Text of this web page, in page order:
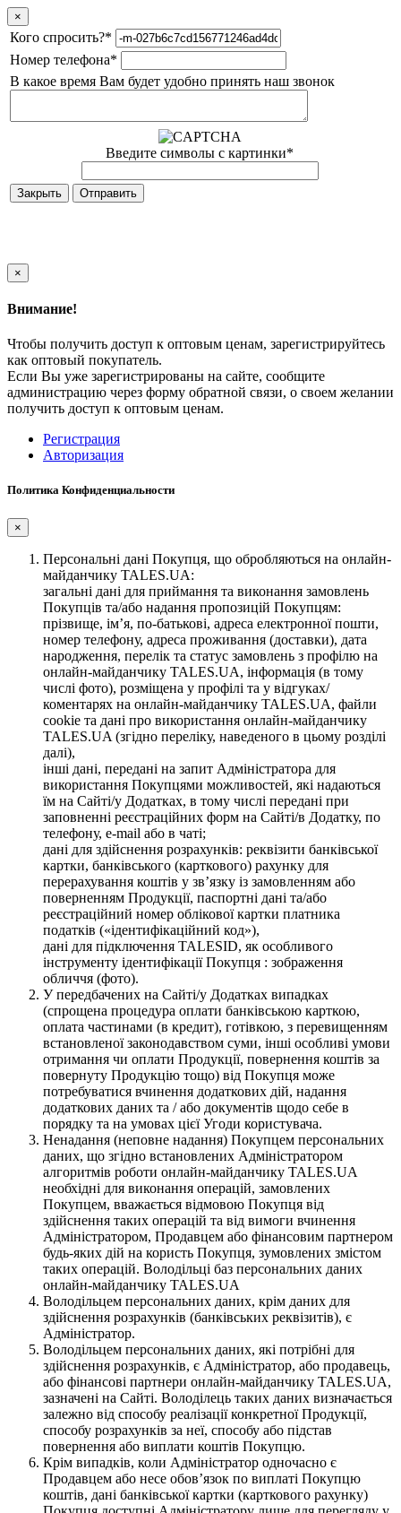
×
Кого спросить?*
Номер телефона*
В какое время Вам будет удобно принять наш звонок
Введите символы с картинки*
Закрыть
×
Внимание!
Чтобы получить доступ к оптовым ценам, зарегистрируйтесь
как оптовый покупатель.
Если Вы уже зарегистрированы на сайте, сообщите
администрацию через форму обратной связи, о своем желании
получить доступ к оптовым ценам.
Регистрация
Авторизация
Политика Конфиденциальности
×
Персональні дані Покупця, що обробляються на онлайн-
майданчику TALES.UA:
загальні дані для приймання та виконання замовлень
Покупців та/або надання пропозицій Покупцям:
прізвище, ім’я, по-батькові, адреса електронної пошти,
номер телефону, адреса проживання (доставки), дата
народження, перелік та статус замовлень з профілю на
онлайн-майданчику TALES.UA, інформація (в тому
числі фото), розміщена у профілі та у відгуках/
коментарях на онлайн-майданчику TALES.UA, файли
cookie та дані про використання онлайн-майданчику
TALES.UA (згідно переліку, наведеного в цьому розділі
далі),
інші дані, передані на запит Адміністратора для
використання Покупцями можливостей, які надаються
їм на Сайті/у Додатках, в тому числі передані при
заповненні реєстраційних форм на Сайті/в Додатку, по
телефону, e-mail або в чаті;
дані для здійснення розрахунків: реквізити банківської
картки, банківського (карткового) рахунку для
перерахування коштів у зв’язку із замовленням або
поверненням Продукції, паспортні дані та/або
реєстраційний номер облікової картки платника
податків («ідентифікаційний код»),
дані для підключення TALESID, як особливого
інструменту ідентифікації Покупця : зображення
обличчя (фото).
У передбачених на Сайті/у Додатках випадках
(спрощена процедура оплати банківською карткою,
оплата частинами (в кредит), готівкою, з перевищенням
встановленої законодавством суми, інші особливі умови
отримання чи оплати Продукції, повернення коштів за
повернуту Продукцію тощо) від Покупця може
потребуватися вчинення додаткових дій, надання
додаткових даних та / або документів щодо себе в
порядку та на умовах цієї Угоди користувача.
Ненадання (неповне надання) Покупцем персональних
даних, що згідно встановлених Адміністратором
алгоритмів роботи онлайн-майданчику TALES.UA
необхідні для виконання операцій, замовлених
Покупцем, вважається відмовою Покупця від
здійснення таких операцій та від вимоги вчинення
Адміністратором, Продавцем або фінансовим партнером
будь-яких дій на користь Покупця, зумовлених змістом
таких операцій. Володільці баз персональних даних
онлайн-майданчику TALES.UA
Володільцем персональних даних, крім даних для
здійснення розрахунків (банківських реквізитів), є
Адміністратор.
Володільцем персональних даних, які потрібні для
здійснення розрахунків, є Адміністратор, або продавець,
або фінансові партнери онлайн-майданчику TALES.UA,
зазначені на Сайті. Володілець таких даних визначається
залежно від способу реалізації конкретної Продукції,
способу розрахунків за неї, способу або підстав
повернення або виплати коштів Покупцю.
Крім випадків, коли Адміністратор одночасно є
Продавцем або несе обов’язок по виплаті Покупцю
коштів, дані банківської картки (карткового рахунку)